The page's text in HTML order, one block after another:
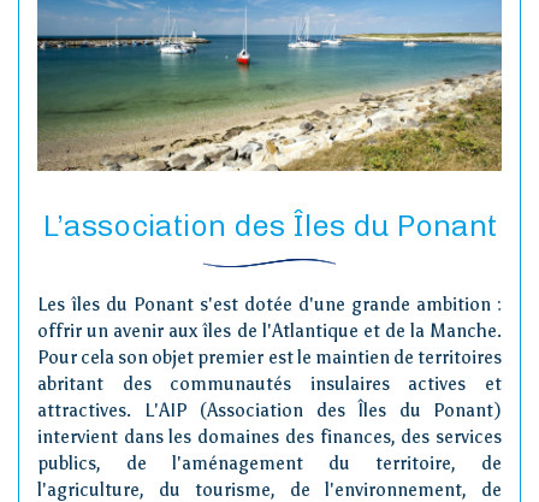
L’association des Îles du Ponant
Les îles du Ponant s'est dotée d'une grande ambition :
offrir un avenir aux îles de l'Atlantique et de la Manche.
Pour cela son objet premier est le maintien de territoires
abritant des communautés insulaires actives et
attractives. L'AIP (Association des Îles du Ponant)
intervient dans les domaines des finances, des services
publics, de l'aménagement du territoire, de
l'agriculture, du tourisme, de l'environnement, de